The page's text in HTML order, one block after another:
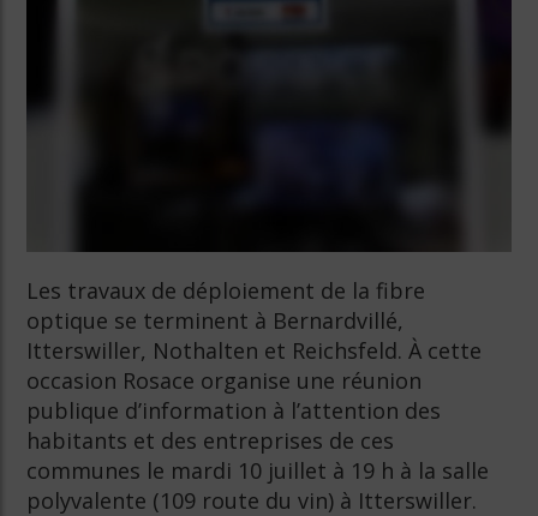
Les travaux de déploiement de la fibre
optique se terminent à Bernardvillé,
Itterswiller, Nothalten et Reichsfeld. À cette
occasion Rosace organise une réunion
publique d’information à l’attention des
habitants et des entreprises de ces
communes le mardi 10 juillet à 19 h à la salle
polyvalente (109 route du vin) à Itterswiller.